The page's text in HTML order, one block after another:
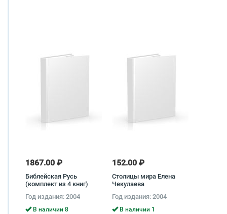
1867.00 ₽
Библейская Русь
(комплект из 4 книг)
Год издания: 2004
В наличии 8
152.00 ₽
Столицы мира Елена
Чекулаева
Год издания: 2004
В наличии 1